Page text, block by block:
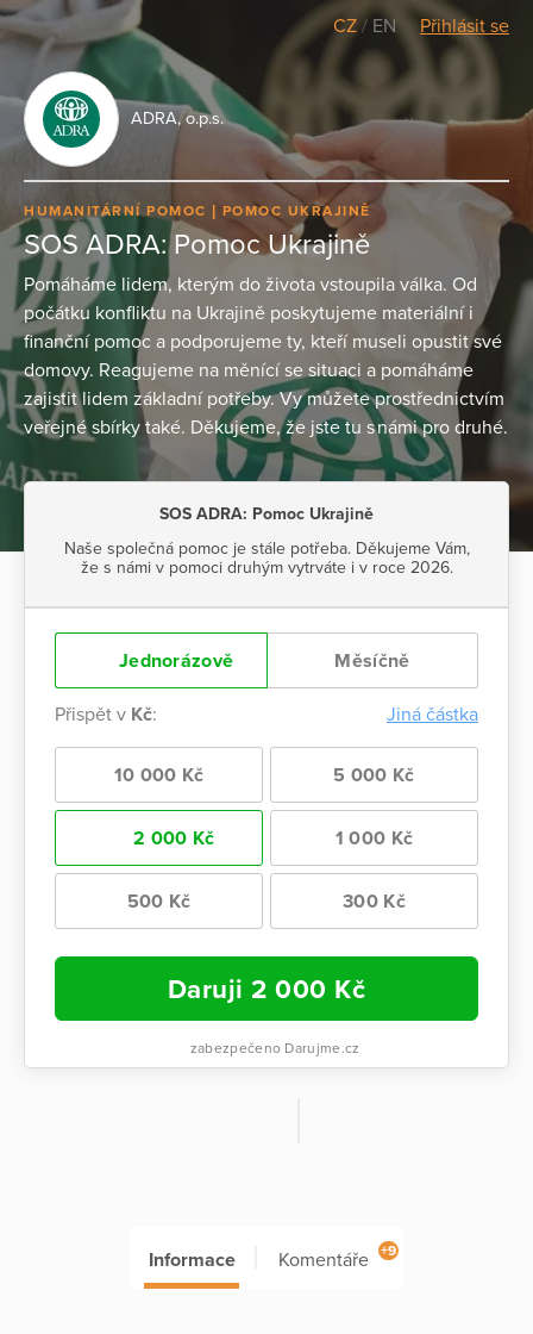
CZ/ EN Přihlásit se
ADRA, o.p.s.
HUMANITÁRNÍ POMOC POMOC UKRAJINĚ
SOS ADRA: Pomoc Ukrajině
Pomáháme lidem, kterým do života vstoupila válka. Od
počátku konfliktu na Ukrajině poskytujeme materiální i
finanční pomoc a podporujeme ty, kteří museli opustit své
domovy. Reagujeme na měnící se situaci a pomáháme
zajistit lidem základní potřeby. Vy můžete prostřednictvím
veřejné sbírky také. Děkujeme, že jste tu s námi pro druhé.
SOS ADRA: Pomoc Ukrajině
Naše společná pomoc je stále potřeba. Děkujeme Vám,
že s námi v pomoci druhým vytrváte i v roce 2026.
Jednorázově Měsíčně
Přispět v Kč: Jiná částka
10 000 Kč 5 000 Kč
2 000 Kč 1 000 Kč
500 Kč 300 Kč
Daruji 2 000 Kč
zabezpečeno Darujme.cz
Informace Komentáře +9